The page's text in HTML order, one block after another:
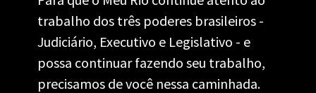
trabalho dos três poderes brasileiros -
Judiciário, Executivo e Legislativo - e
possa continuar fazendo seu trabalho,
precisamos de você nessa caminhada.